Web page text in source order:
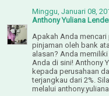
Minggu, Januari 08,
Anthony Yuliana
Apakah Anda
pinjaman oleh bank
alasan? Anda
Anda di sini! Anthony
kepada perusahaan
terjangkau dari 2%.
melalui